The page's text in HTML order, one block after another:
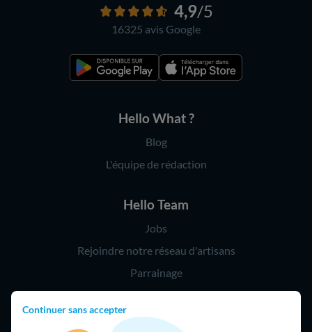
Continuer sans accepter
4,9/5
16325 avis Google
Hello What ?
Blog
L'équipe de rédaction
Hello Team
Jobs
Rejoindre notre réseau d'artisans
Parrainage
Hello !